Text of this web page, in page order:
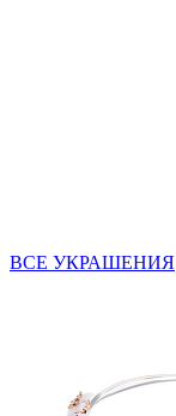
ВСЕ УКРАШЕНИЯ